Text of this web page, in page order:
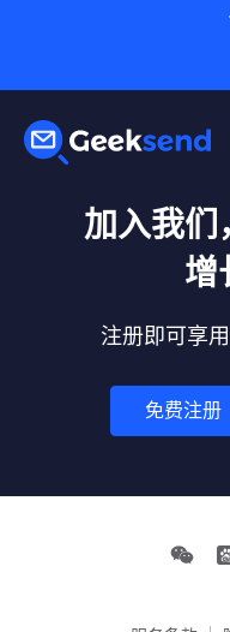
加入我们
增
注册即可享
免费注册